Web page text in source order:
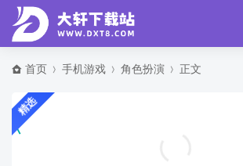
首页 手机游戏 角色扮演 正文
精选